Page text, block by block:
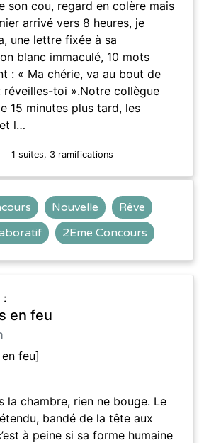
son cou, regard en colère mais
arrivé vers 8 heures, je
une lettre fixée à sa
blanc immaculé, 10 mots
: « Ma chérie, va au bout de
réveilles-toi ».Notre collègue
15 minutes plus tard, les
l…
1 suites, 3 ramifications
Nouvelle
Rêve
2Eme Concours
:
en feu
feu]
rien ne bouge. Le
bandé de la tête aux
à peine si sa forme humaine